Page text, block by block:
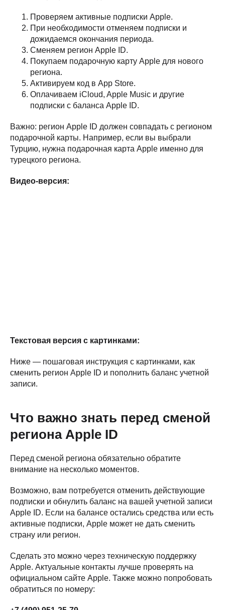
Проверяем активные подписки Apple.
При необходимости отменяем подписки и
дожидаемся окончания периода.
Сменяем регион Apple ID.
Покупаем подарочную карту Apple для нового
региона.
Активируем код в App Store.
Оплачиваем iCloud, Apple Music и другие
подписки с баланса Apple ID.
Важно: регион Apple ID должен совпадать с регионом
подарочной карты. Например, если вы выбрали
Турцию, нужна подарочная карта Apple именно для
турецкого региона.
Видео-версия:
Текстовая версия с картинками:
Ниже — пошаговая инструкция с картинками, как
сменить регион Apple ID и пополнить баланс учетной
записи.
Что важно знать перед сменой
региона Apple ID
Перед сменой региона обязательно обратите
внимание на несколько моментов.
Возможно, вам потребуется отменить действующие
подписки и обнулить баланс на вашей учетной записи
Apple ID. Если на балансе остались средства или есть
активные подписки, Apple может не дать сменить
страну или регион.
Сделать это можно через техническую поддержку
Apple. Актуальные контакты лучше проверять на
официальном сайте Apple. Также можно попробовать
обратиться по номеру: